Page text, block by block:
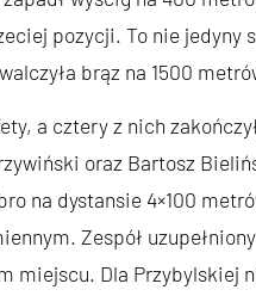
pozycji. To nie jedyny
brąz na 1500
a cztery z nich
oraz Bartosz
na dystansie 4×100
Zespół
miejscu. Dla Przybylskiej